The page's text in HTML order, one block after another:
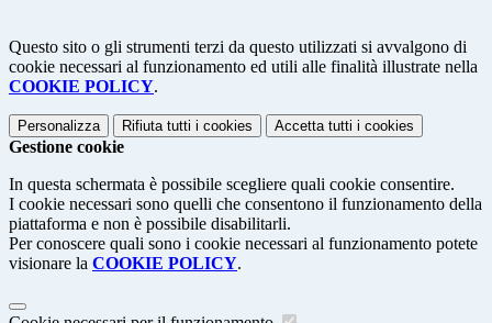
Questo sito o gli strumenti terzi da questo utilizzati si avvalgono di
cookie necessari al funzionamento ed utili alle finalità illustrate nella
COOKIE POLICY.
Personalizza Rifiuta tutti i cookies Accetta tutti i cookies
Gestione cookie
In questa schermata è possibile scegliere quali cookie consentire.
I cookie necessari sono quelli che consentono il funzionamento della
piattaforma e non è possibile disabilitarli.
Per conoscere quali sono i cookie necessari al funzionamento potete
visionare la COOKIE POLICY.